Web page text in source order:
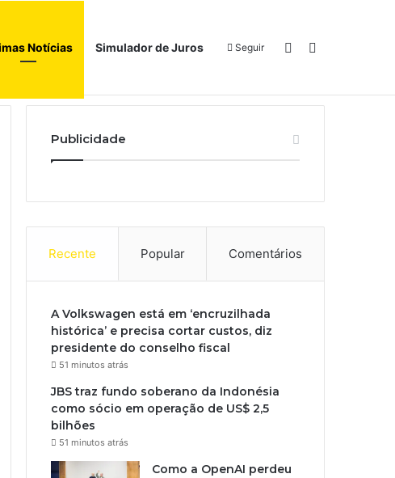
Notícias Simulador de Juros Seguir Switch skin
fiscal
Publicidade
Recente Popular Comentários
A Volkswagen está em ‘encruzilhada
histórica’ e precisa cortar custos, diz
presidente do conselho fiscal
51 minutos atrás
JBS traz fundo soberano da Indonésia
como sócio em operação de US$ 2,5
bilhões
51 minutos atrás
Como a OpenAI perdeu